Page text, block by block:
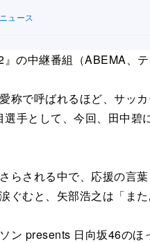
ュース
中継番組（ABEMA、
で呼ばれるほど、サッ
手として、今回、田中
される中で、応援の言
むと、矢部浩之は「ま
presents 日向坂46の